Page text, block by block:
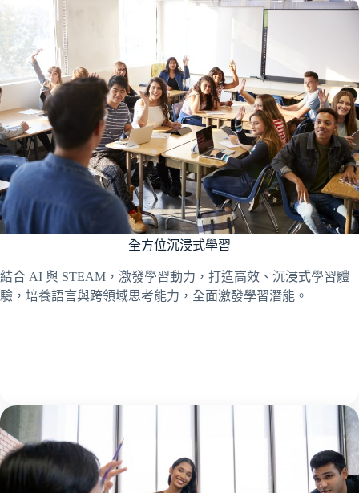
全方位沉浸式學習
結合 AI 與 STEAM，激發學習動力，打造高效、沉浸式學習體
驗，培養語言與跨領域思考能力，全面激發學習潛能。